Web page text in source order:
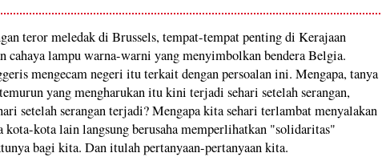
teror meledak di Brussels, tempat-tempat penting di Kerajaan
cahaya lampu warna-warni yang menyimbolkan bendera Belgia.
mengecam negeri itu terkait dengan persoalan ini. Mengapa, tanya
yang mengharukan itu kini terjadi sehari setelah serangan,
setelah serangan terjadi? Mengapa kita sehari terlambat menyalakan
kota lain langsung berusaha memperlihatkan "solidaritas"
bagi kita. Dan itulah pertanyaan-pertanyaan kita.